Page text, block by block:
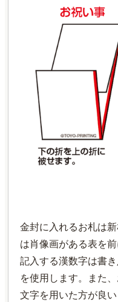
金封に入れるお札は
は肖像画がある表を前
記入する漢数字は書
を使用します。また
文字を用いた方が良